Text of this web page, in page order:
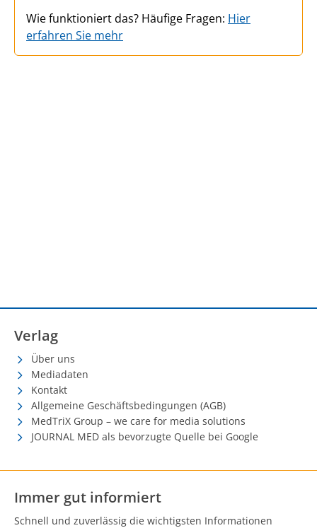
Wie funktioniert das? Häufige Fragen: Hier
erfahren Sie mehr
Verlag
Über uns
Mediadaten
Kontakt
Allgemeine Geschäftsbedingungen (AGB)
MedTriX Group – we care for media solutions
JOURNAL MED als bevorzugte Quelle bei Google
Immer gut informiert
Schnell und zuverlässig die wichtigsten Informationen